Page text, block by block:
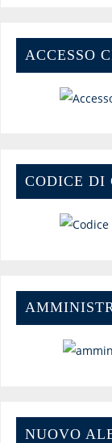
ACCESSO
CODICE DI
NUOVO